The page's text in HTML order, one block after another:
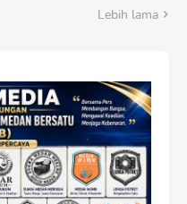
Lebih lama